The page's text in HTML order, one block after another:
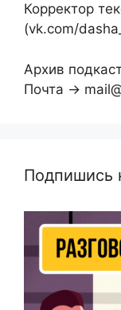
Корректор
(vk.com/
Архив
Почта →
Подпишись